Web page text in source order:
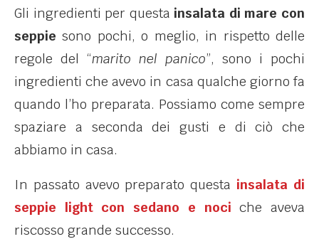
Gli ingredienti per questa insalata di mare con
seppie sono pochi, o meglio, in rispetto delle
regole del “marito nel panico”, sono i pochi
ingredienti che avevo in casa qualche giorno fa
quando l’ho preparata. Possiamo come sempre
spaziare a seconda dei gusti e di ciò che
abbiamo in casa.
In passato avevo preparato questa insalata di
seppie light con sedano e noci che aveva
riscosso grande successo.